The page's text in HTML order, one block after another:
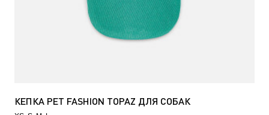
КЕПКА PET FASHION TOPAZ ДЛЯ СОБАК